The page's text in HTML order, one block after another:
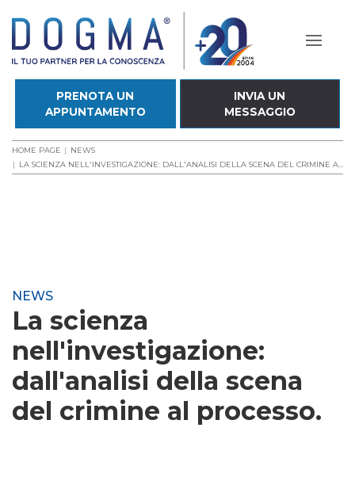
PRENOTA UN
APPUNTAMENTO
INVIA UN
MESSAGGIO
HOME PAGE
NEWS
LA SCIENZA NELL'INVESTIGAZIONE: DALL'ANALISI DELLA SCENA DEL CRIMINE AL PROCESSO.
NEWS
La scienza
nell'investigazione:
dall'analisi della scena
del crimine al processo.